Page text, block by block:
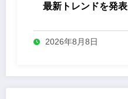
最新トレンドを発表
2026年8月8日